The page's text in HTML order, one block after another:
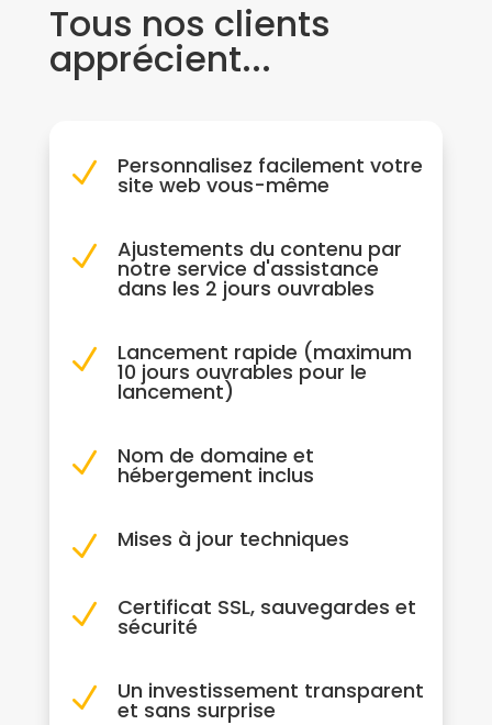
Tous nos clients
apprécient...
N Personnalisez facilement votre
site web vous-même
N Ajustements du contenu par
notre service d'assistance
dans les 2 jours ouvrables
N Lancement rapide (maximum
10 jours ouvrables pour le
lancement)
N Nom de domaine et
hébergement inclus
N Mises à jour techniques
N Certificat SSL, sauvegardes et
sécurité
N Un investissement transparent
et sans surprise